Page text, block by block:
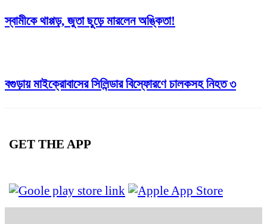
স্বামীকে থাপ্পড়, জুতা ছুড়ে মারলেন অঙ্কিতা!
বগুড়ায় মাইক্রোবাসের সিলিন্ডার বিস্ফোরণে চালকসহ নিহত ৩
GET THE APP